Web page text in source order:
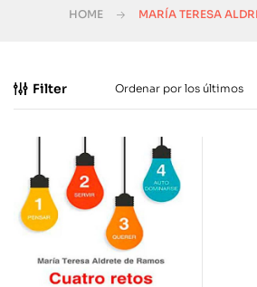
HOME MARÍA TERESA
Filter